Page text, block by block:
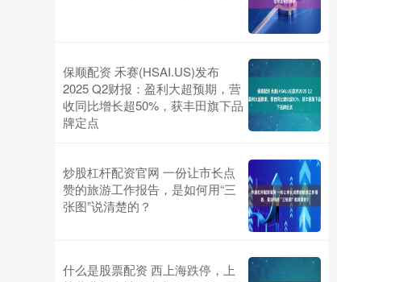
保顺配资 禾赛(HSAI.US)发布
2025 Q2财报：盈利大超预期，营
收同比增长超50%，获丰田旗下品
牌定点
炒股杠杆配资官网 一份让市长点
赞的旅游工作报告，是如何用“三
张图”说清楚的？
什么是股票配资 西上海跌停，上